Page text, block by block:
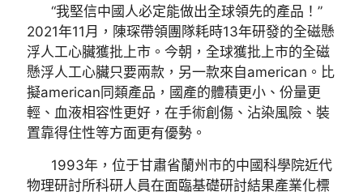
“我堅信中國人必定能做出全球領先的產品！”
2021年11月，陳琛帶領團隊耗時13年研發的全磁懸
浮人工心臟獲批上市。今朝，全球獲批上市的全磁
懸浮人工心臟只要兩款，另一款來自american。比
擬american同類產品，國產的體積更小、份量更
輕、血液相容性更好，在手術創傷、沾染風險、裝
置靠得住性等方面更有優勢。
1993年，位于甘肅省蘭州市的中國科學院近代
物理研討所科研人員在面臨基礎研討結果產業化標